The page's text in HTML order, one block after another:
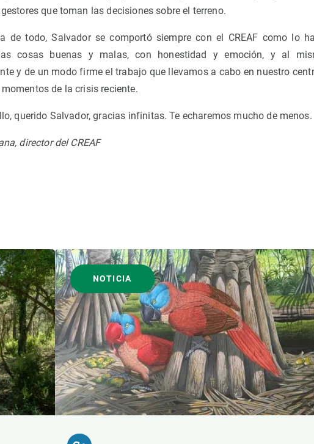
que toman las decisiones sobre el terreno.
de todo, Salvador se comportó siempre con el CREAF como lo
cosas buenas y malas, con honestidad y emoción, y al
y de un modo firme el trabajo que llevamos a cabo en nuestro
de la crisis reciente.
querido Salvador, gracias infinitas. Te echaremos mucho de menos.
director del CREAF
NOTICIA